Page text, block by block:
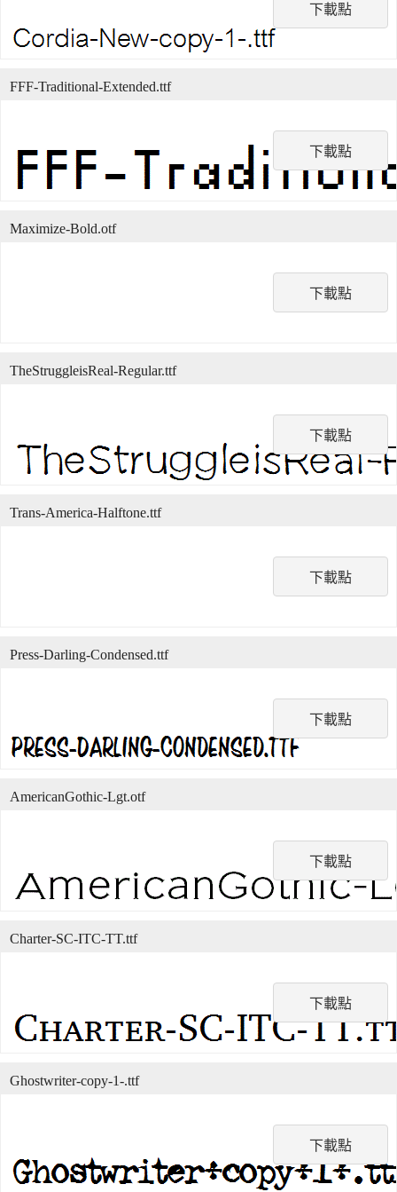
下載點
下載點
FFF-Traditional-Extended.ttf
下載點
Maximize-Bold.otf
下載點
TheStruggleisReal-Regular.ttf
下載點
Trans-America-Halftone.ttf
下載點
Press-Darling-Condensed.ttf
下載點
AmericanGothic-Lgt.otf
下載點
Charter-SC-ITC-TT.ttf
下載點
Ghostwriter-copy-1-.ttf